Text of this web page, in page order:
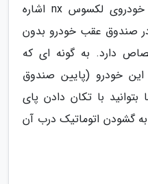
قابلیت کاربردی به مدل 2018 خودروی لکسوس nx اشاره
صندوق عقب خودرو بدون
دارد. به گونه ای که
خودرو (پایین صندوق
با تکان دادن پای
گشودن اتوماتیک درب آن